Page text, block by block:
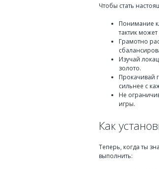
Чтобы стать
Понимание
тактик
Грамотно
Изучай
золото.
Прокачивай
сильнее с
Не
игры.
Как
Теперь, когда ты
выполнить: